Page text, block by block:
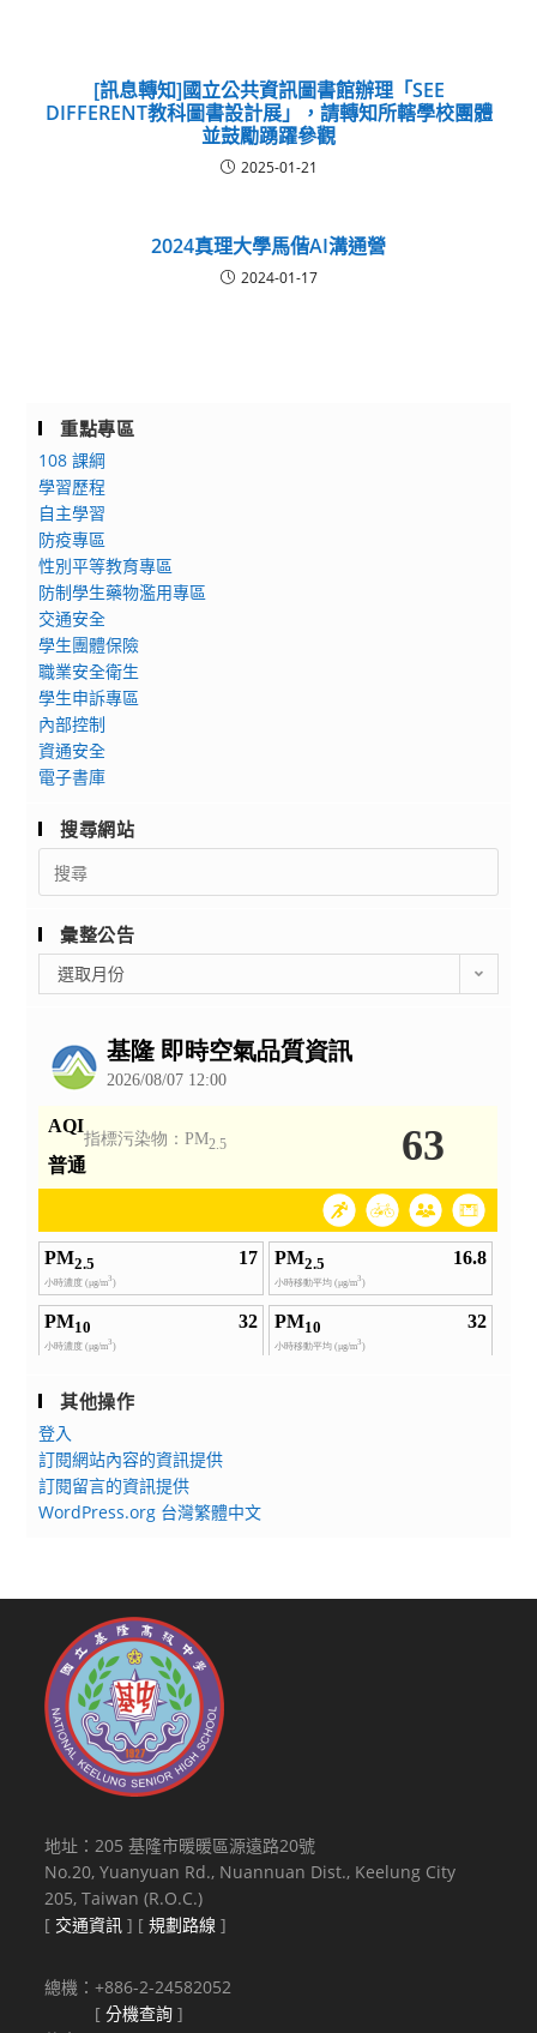
[訊息轉知]國立公共資訊圖書館辦理「SEE
DIFFERENT教科圖書設計展」，請轉知所轄學校團體
並鼓勵踴躍參觀
2025-01-21
2024真理大學馬偕AI溝通營
2024-01-17
重點專區
108 課綱
學習歷程
自主學習
防疫專區
性別平等教育專區
防制學生藥物濫用專區
交通安全
學生團體保險
職業安全衛生
學生申訴專區
內部控制
資通安全
電子書庫
搜尋網站
Search
for:
彙整公告
整
選取月份
其他操作
登入
訂閱網站內容的資訊提供
訂閱留言的資訊提供
WordPress.org 台灣繁體中文
地址：205 基隆市暖暖區源遠路20號
No.20, Yuanyuan Rd., Nuannuan Dist., Keelung City
205, Taiwan (R.O.C.)
[ 交通資訊 ] [規劃路線 ]
總機：+886-2-24582052
[分機查詢 ]